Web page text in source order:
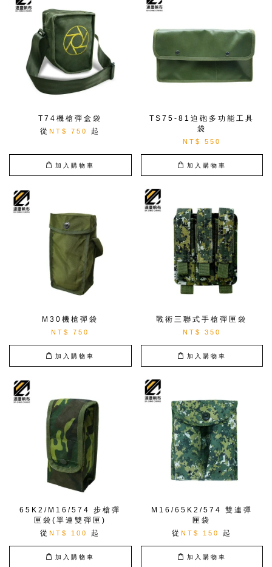
T74機槍彈盒袋
從NT$ 750 起
加入購物車
TS75-81迫砲多功能工具
袋
NT$ 550
加入購物車
M30機槍彈袋
NT$ 750
加入購物車
戰術三聯式手槍彈匣袋
NT$ 350
加入購物車
65K2/M16/574 步槍彈
匣袋(單連雙彈匣)
從NT$ 100 起
加入購物車
M16/65K2/574 雙連彈
匣袋
從 NT$ 150 起
加入購物車